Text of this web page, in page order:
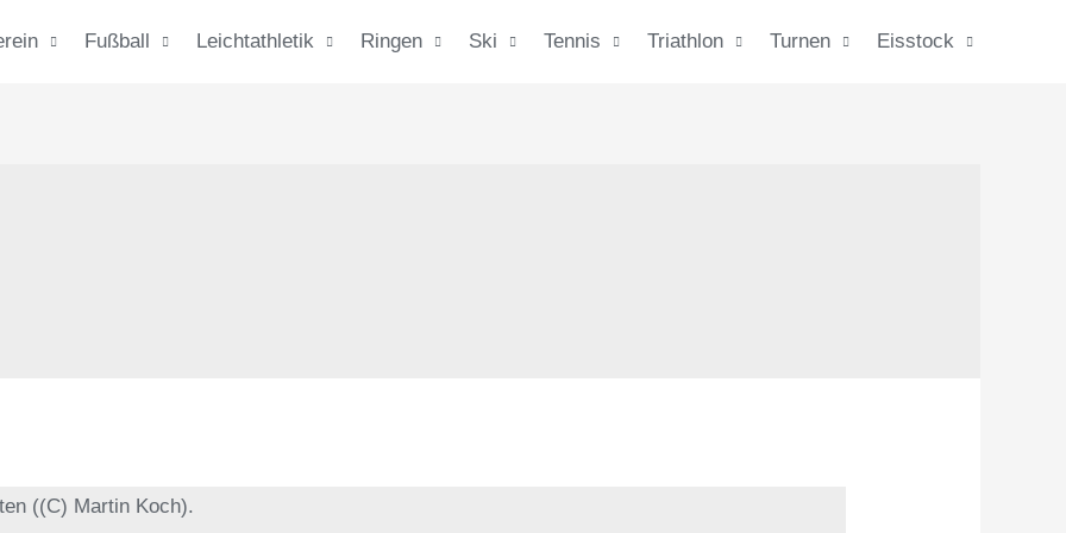
Fußball Leichtathletik Ringen Ski Tennis Triathlon Turnen Eisstock